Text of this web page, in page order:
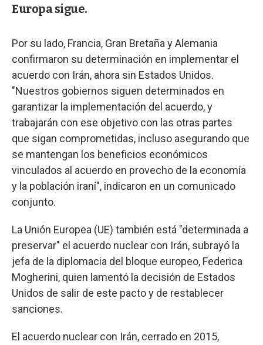
Europa sigue.
Por su lado, Francia, Gran Bretaña y Alemania
confirmaron su determinación en implementar el
acuerdo con Irán, ahora sin Estados Unidos.
"Nuestros gobiernos siguen determinados en
garantizar la implementación del acuerdo, y
trabajarán con ese objetivo con las otras partes
que sigan comprometidas, incluso asegurando que
se mantengan los beneficios económicos
vinculados al acuerdo en provecho de la economía
y la población iraní", indicaron en un comunicado
conjunto.
La Unión Europea (UE) también está "determinada a
preservar" el acuerdo nuclear con Irán, subrayó la
jefa de la diplomacia del bloque europeo, Federica
Mogherini, quien lamentó la decisión de Estados
Unidos de salir de este pacto y de restablecer
sanciones.
El acuerdo nuclear con Irán, cerrado en 2015,